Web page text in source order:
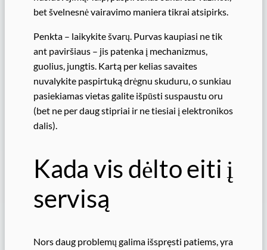
bet švelnesnė vairavimo maniera tikrai atsipirks.
Penkta – laikykite švarų. Purvas kaupiasi ne tik
ant paviršiaus – jis patenka į mechanizmus,
guolius, jungtis. Kartą per kelias savaites
nuvalykite paspirtuką drėgnu skuduru, o sunkiau
pasiekiamas vietas galite išpūsti suspaustu oru
(bet ne per daug stipriai ir ne tiesiai į elektronikos
dalis).
Kada vis dėlto eiti į
servisą
Nors daug problemų galima išspręsti patiems, yra